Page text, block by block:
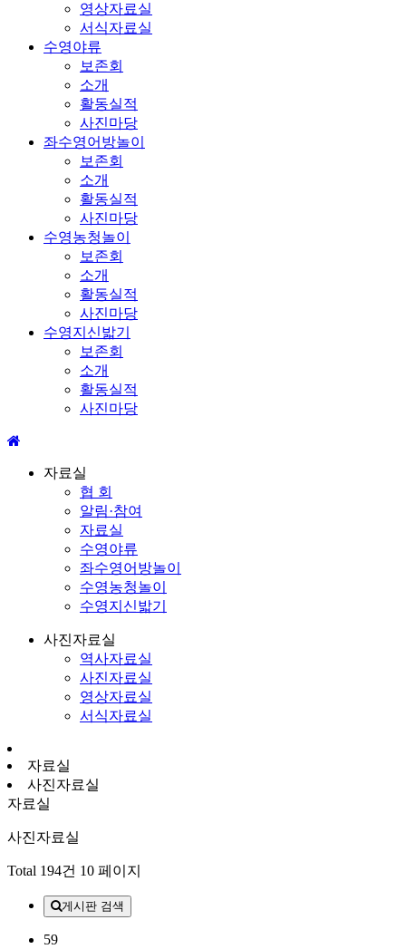
영상자료실
서식자료실
수영야류
보존회
소개
활동실적
사진마당
좌수영어방놀이
보존회
소개
활동실적
사진마당
수영농청놀이
보존회
소개
활동실적
사진마당
수영지신밟기
보존회
소개
활동실적
사진마당
자료실
협 회
알림·참여
자료실
수영야류
좌수영어방놀이
수영농청놀이
수영지신밟기
사진자료실
역사자료실
사진자료실
영상자료실
서식자료실
자료실
사진자료실
자료실
사진자료실
Total 194건 10 페이지
게시판 검색
59